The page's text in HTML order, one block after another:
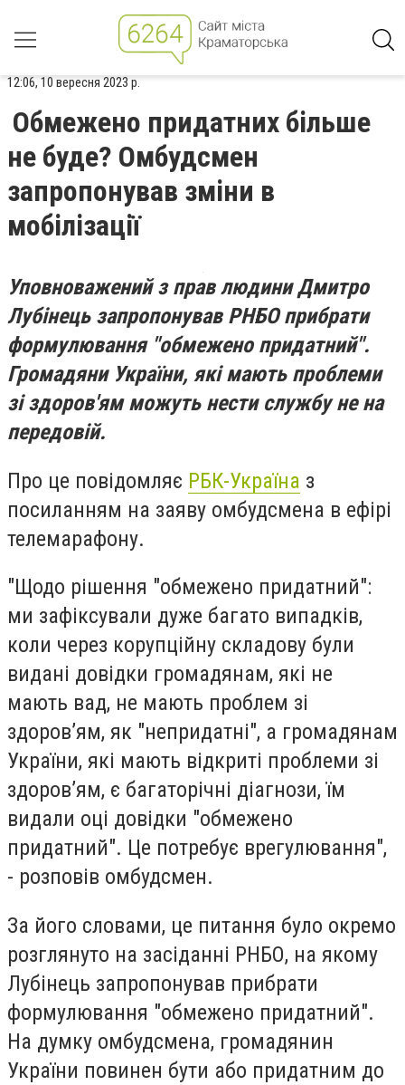
12:06, 10 вересня 2023 р.
Обмежено придатних більше
не буде? Омбудсмен
запропонував зміни в
мобілізації
Уповноважений з прав людини Дмитро
Лубінець запропонував РНБО прибрати
формулювання "обмежено придатний".
Громадяни України, які мають проблеми
зі здоров'ям можуть нести службу не на
передовій.
Про це повідомляє РБК-Україна з
посиланням на заяву омбудсмена в ефірі
телемарафону.
"Щодо рішення "обмежено придатний":
ми зафіксували дуже багато випадків,
коли через корупційну складову були
видані довідки громадянам, які не
мають вад, не мають проблем зі
здоров’ям, як "непридатні", а громадянам
України, які мають відкриті проблеми зі
здоров’ям, є багаторічні діагнози, їм
видали оці довідки "обмежено
придатний". Це потребує врегулювання",
- розповів омбудсмен.
За його словами, це питання було окремо
розглянуто на засіданні РНБО, на якому
Лубінець запропонував прибрати
формулювання "обмежено придатний".
На думку омбудсмена, громадянин
України повинен бути або придатним до